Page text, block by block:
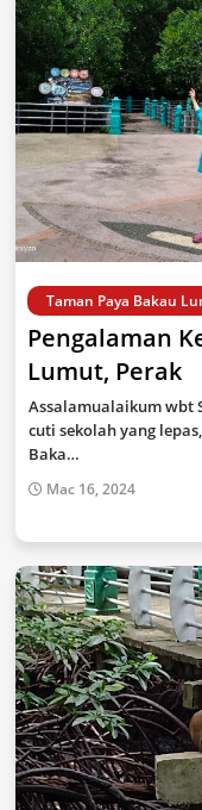
Taman Paya Bakau
Pengalaman
Lumut, Perak
Assalamualaikum wbt
cuti sekolah yang
Baka…
Mac 16, 2024